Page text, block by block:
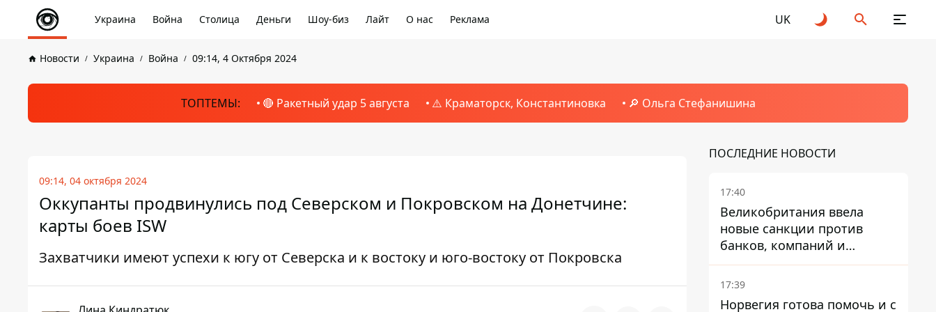
Украина Война Столица Деньги Шоу-биз Лайт О нас Реклама UK
Новости Украина Война 09:14, 4 Октября 2024
ТОПТЕМЫ: 🔴 Ракетный удар 5 августа ⚠️ Краматорск, Константиновка 🔎 Ольга Стефанишина
09:14, 04 октября 2024
Оккупанты продвинулись под Северском и Покровском на Донетчине:
карты боев ISW
Захватчики имеют успехи к югу от Северска и к востоку и юго-востоку от Покровска
ПОСЛЕДНИЕ НОВОСТИ
17:40
Великобритания ввела
новые санкции против
банков, компаний и
танкеров РФ
17:39
Норвегия готова помочь и с